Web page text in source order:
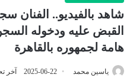
شاهد بالفيديو.. الفنان
القبض عليه ودخوله
هامة لجمهوره بالقاهرة
ياسين محمد 2025-06-22 آخر